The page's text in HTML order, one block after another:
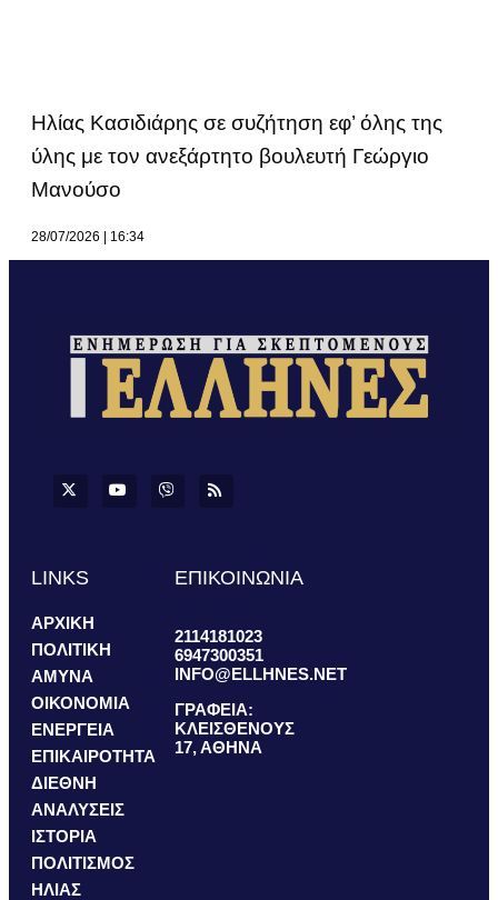
Ηλίας Κασιδιάρης σε συζήτηση εφ’ όλης της
ύλης με τον ανεξάρτητο βουλευτή Γεώργιο
Μανούσο
28/07/2026 16:34
LINKS
ΑΡΧΙΚΗ
ΠΟΛΙΤΙΚΗ
ΑΜΥΝΑ
ΟΙΚΟΝΟΜΙΑ
ΕΝΕΡΓΕΙΑ
ΕΠΙΚΑΙΡΟΤΗΤΑ
ΔΙΕΘΝΗ
ΑΝΑΛΥΣΕΙΣ
ΙΣΤΟΡΙΑ
ΠΟΛΙΤΙΣΜΟΣ
ΗΛΙΑΣ
ΕΠΙΚΟΙΝΩΝΙΑ
2114181023
6947300351
INFO@ELLHNES.NET
ΓΡΑΦΕΙΑ:
ΚΛΕΙΣΘΕΝΟΥΣ
17, ΑΘΗΝΑ